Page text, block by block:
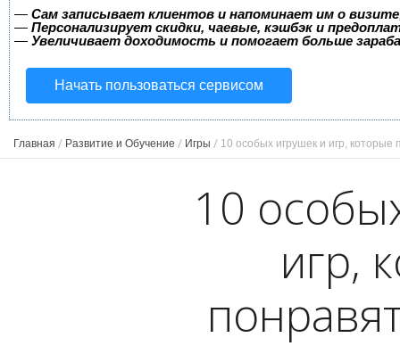
— Сам записывает клиентов и напоминает им о
— Персонализирует скидки, чаевые, кэшбэк и
— Увеличивает доходимость и помогает больше
Начать пользоваться сервисом
Главная / Развитие и Обучение / Игры / 10 особых игрушек и игр,
10
игр,